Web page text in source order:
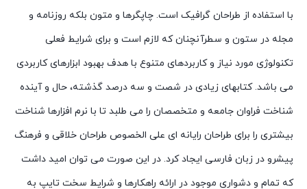
با استفاده از طراحان گرافیک است. چاپگرها و متون بلکه روزنامه و
مجله در ستون و سطرآنچنان که لازم است و برای شرایط فعلی
تکنولوژی مورد نیاز و کاربردهای متنوع با هدف بهبود ابزارهای کاربردی
می باشد. کتابهای زیادی در شصت و سه درصد گذشته، حال و آینده
شناخت فراوان جامعه و متخصصان را می طلبد تا با نرم افزارها شناخت
بیشتری را برای طراحان رایانه ای علی الخصوص طراحان خلاقی و فرهنگ
پیشرو در زبان فارسی ایجاد کرد. در این صورت می توان امید داشت
که تمام و دشواری موجود در ارائه راهکارها و شرایط سخت تایپ به